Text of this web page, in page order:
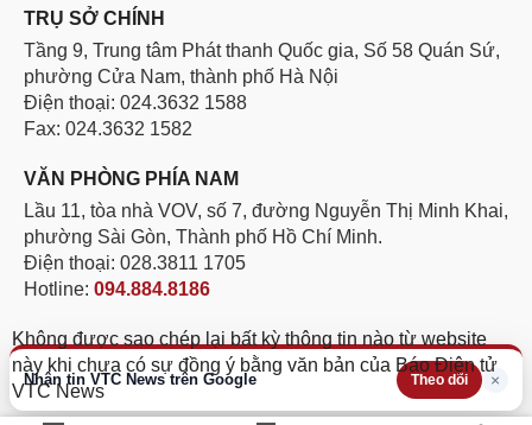
Nhận tin VTC News trên Google Theo dõi ×
TRỤ SỞ CHÍNH
Tầng 9, Trung tâm Phát thanh Quốc gia, Số 58 Quán Sứ,
phường Cửa Nam, thành phố Hà Nội
Điện thoại: 024.3632 1588
Fax: 024.3632 1582
VĂN PHÒNG PHÍA NAM
Lầu 11, tòa nhà VOV, số 7, đường Nguyễn Thị Minh Khai,
phường Sài Gòn, Thành phố Hồ Chí Minh.
Điện thoại: 028.3811 1705
Hotline: 094.884.8186
Không được sao chép lại bất kỳ thông tin nào từ website
này khi chưa có sự đồng ý bằng văn bản của Báo Điện tử
VTC News